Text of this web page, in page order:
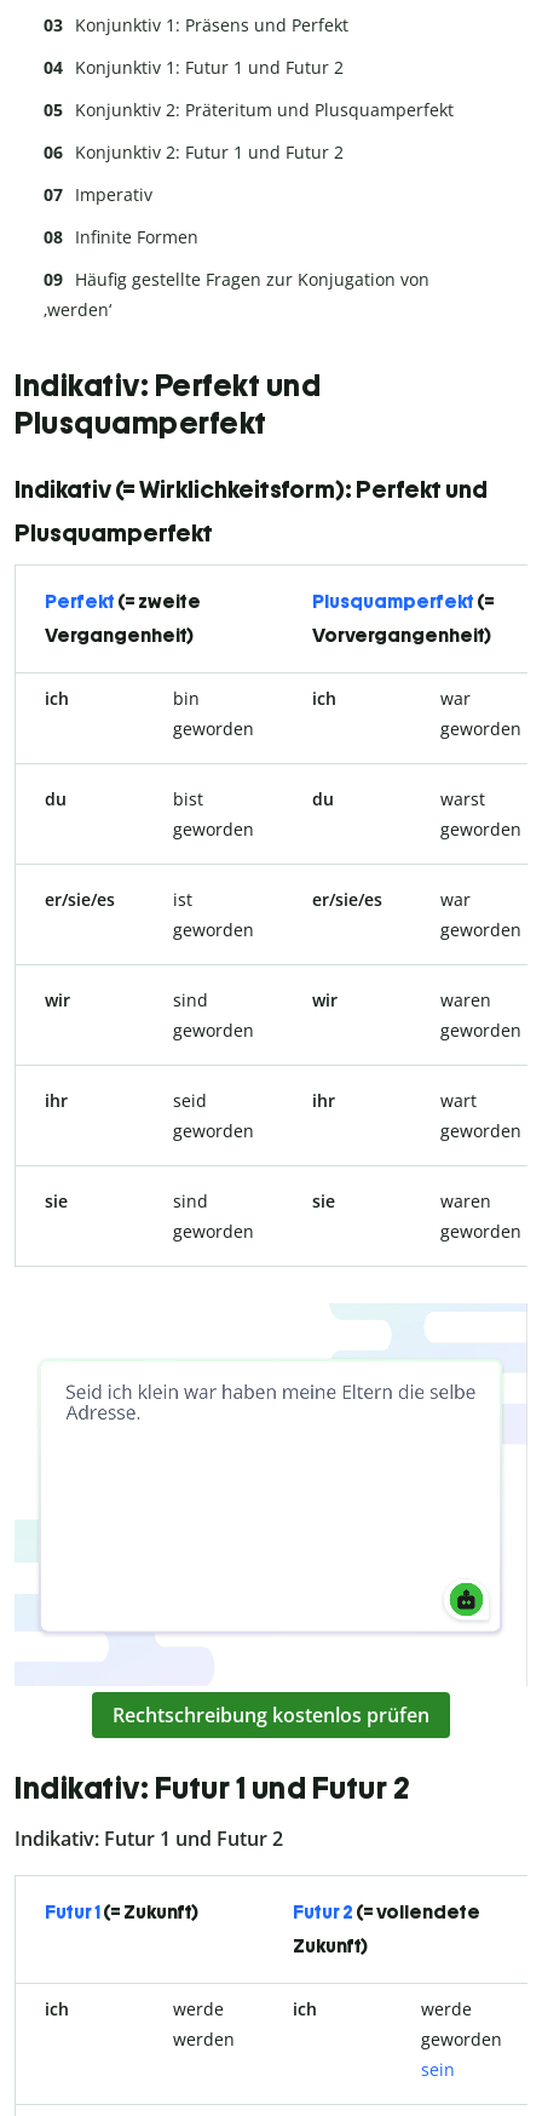
Konjunktiv 1: Präsens und Perfekt
Konjunktiv 1: Futur 1 und Futur 2
Konjunktiv 2: Präteritum und Plusquamperfekt
Konjunktiv 2: Futur 1 und Futur 2
Imperativ
Infinite Formen
Häufig gestellte Fragen zur Konjugation von
‚werden‘
Indikativ: Perfekt und
Plusquamperfekt
Indikativ (= Wirklichkeitsform): Perfekt und
Plusquamperfekt
Perfekt (= zweite
Vergangenheit)
Plusquamperfekt (=
Vorvergangenheit)
ich
bin
geworden
ich
war
geworden
du
bist
geworden
du
warst
geworden
er/sie/es
ist
geworden
er/sie/es
war
geworden
wir
sind
geworden
wir
waren
geworden
ihr
seid
geworden
ihr
wart
geworden
sie
sind
geworden
sie
waren
geworden
Rechtschreibung kostenlos prüfen
Indikativ: Futur 1 und Futur 2
Indikativ: Futur 1 und Futur 2
Futur 1(= Zukunft) Futur 2 (= vollendete
Zukunft)
ich
werde
werden
ich
werde
geworden
sein